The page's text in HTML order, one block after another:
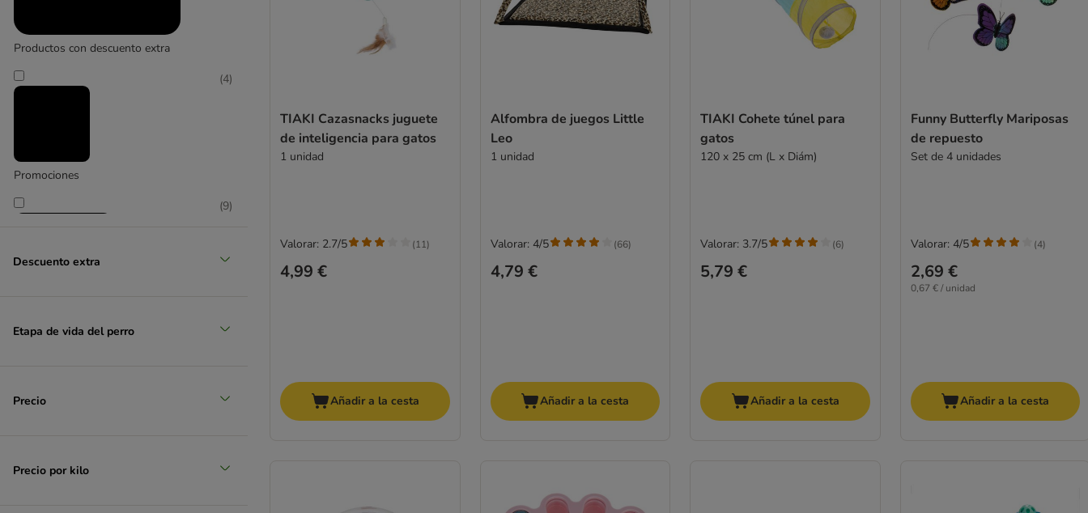
Productos con descuento extra
Promociones
(4)
zooplus selección
(9)
Descuento extra
Etapa de vida del perro
Precio
Precio por kilo
TIAKI Cazasnacks juguete
de inteligencia para gatos
1 unidad
4,99 €
Valorar: 2.7/5 (11)
Añadir a la cesta
Alfombra de juegos Little
Leo
1 unidad
4,79 €
Valorar: 4/5 (66)
Añadir a la cesta
TIAKI Cohete túnel para
gatos
120 x 25 cm (L x Diám)
5,79 €
Valorar: 3.7/5 (6)
Añadir a la cesta
Funny Butterfly Mariposas
de repuesto
Set de 4 unidades
2,69 €
0,67 € / unidad
Valorar: 4/5 (4)
Añadir a la cesta